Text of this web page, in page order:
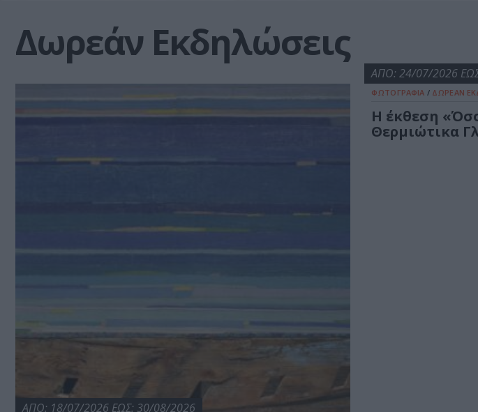
Δωρεάν Εκδηλώσεις
ΑΠΟ: 18/07/2026 ΕΩΣ: 30/08/2026
ΑΠΟ: 24/07/2026
ΦΩΤΟΓΡΑΦΙΑ / ΔΩΡΕΑΝ
Η έκθεση
Θερμιώτικα